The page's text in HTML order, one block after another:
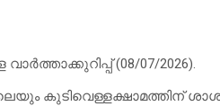
(08/07/2026).
കുടിവെള്ളക്ഷാമത്തിന്